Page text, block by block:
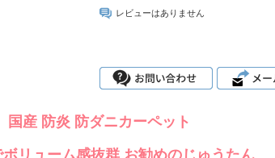
レビューはありません
国産 防炎 防ダニカーペット
リューム感抜群 お勧めのじゅうたん